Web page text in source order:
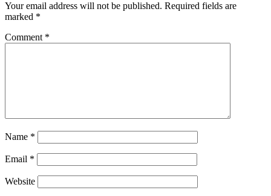
Your email address will not be published. Required fields are
marked *
Comment *
Name *
Email *
Website